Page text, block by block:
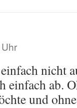
nicht
einfach ab.
und